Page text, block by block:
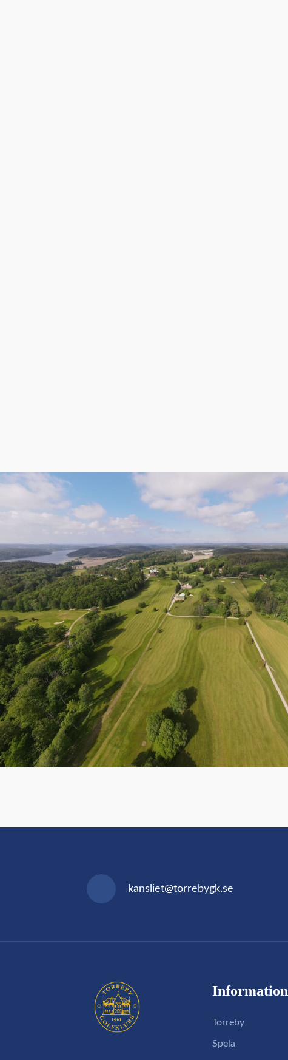
kansliet@torrebygk.se
Information
Torreby
Spela